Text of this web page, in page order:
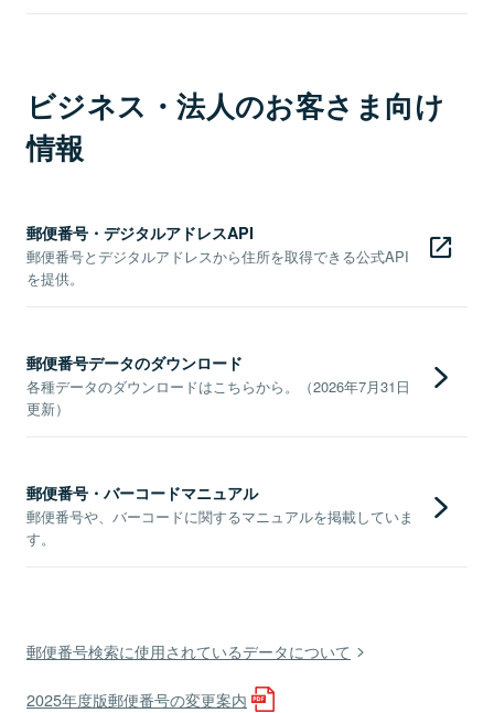
ビジネス・法人のお客さま向け
情報
郵便番号・デジタルアドレスAPI
郵便番号とデジタルアドレスから住所を取得できる公式API
を提供。
郵便番号データのダウンロード
各種データのダウンロードはこちらから。（2026年7月31日
更新）
郵便番号・バーコードマニュアル
郵便番号や、バーコードに関するマニュアルを掲載していま
す。
郵便番号検索に使用されているデータについて
2025年度版郵便番号の変更案内